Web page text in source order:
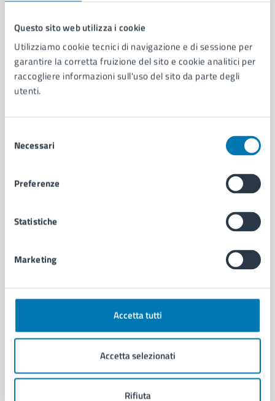
Questo sito web utilizza i cookie
Utilizziamo cookie tecnici di navigazione e di sessione per
garantire la corretta fruizione del sito e cookie analitici per
raccogliere informazioni sull'uso del sito da parte degli
utenti.
delNecessari
Preferenze
Statistiche
Marketing
Accetta tutti
Accetta selezionati
Rifiuta
Comune di Napoli
AMMINISTRAZIONE
Aree amministrative
Uffici
Enti e fondazioni
Personale amministrativo
CATEGORIE DI SERVIZIO
Autorizzazioni
Documenti e certificati
Giustizia e sicurezza pubblica
Imprese e commercio
Salute, benessere e assistenza